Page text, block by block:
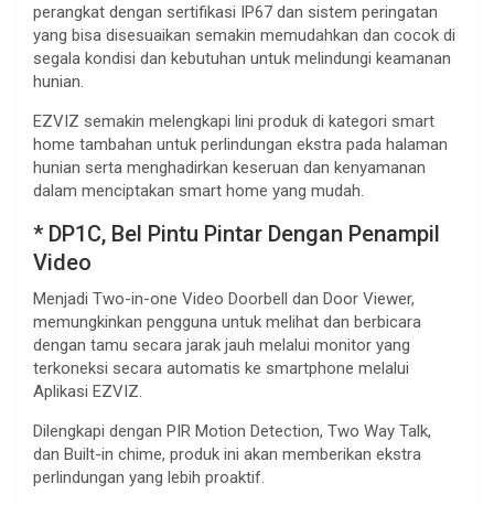
perangkat dengan sertifikasi IP67 dan sistem peringatan
yang bisa disesuaikan semakin memudahkan dan cocok di
segala kondisi dan kebutuhan untuk melindungi keamanan
hunian.
EZVIZ semakin melengkapi lini produk di kategori smart
home tambahan untuk perlindungan ekstra pada halaman
hunian serta menghadirkan keseruan dan kenyamanan
dalam menciptakan smart home yang mudah.
* DP1C, Bel Pintu Pintar Dengan Penampil
Video
Menjadi Two-in-one Video Doorbell dan Door Viewer,
memungkinkan pengguna untuk melihat dan berbicara
dengan tamu secara jarak jauh melalui monitor yang
terkoneksi secara automatis ke smartphone melalui
Aplikasi EZVIZ.
Dilengkapi dengan PIR Motion Detection, Two Way Talk,
dan Built-in chime, produk ini akan memberikan ekstra
perlindungan yang lebih proaktif.